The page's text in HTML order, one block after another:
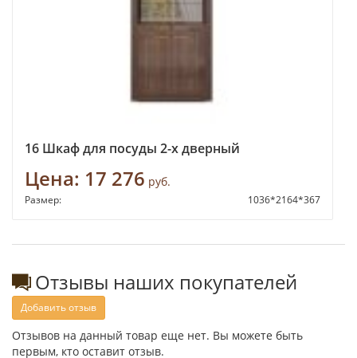
16 Шкаф для посуды 2-х дверный
Цена: 17 276 руб.
Размер: 1036*2164*367
Отзывы наших покупателей
Добавить отзыв
Отзывов на данный товар еще нет. Вы можете быть
первым, кто оставит отзыв.